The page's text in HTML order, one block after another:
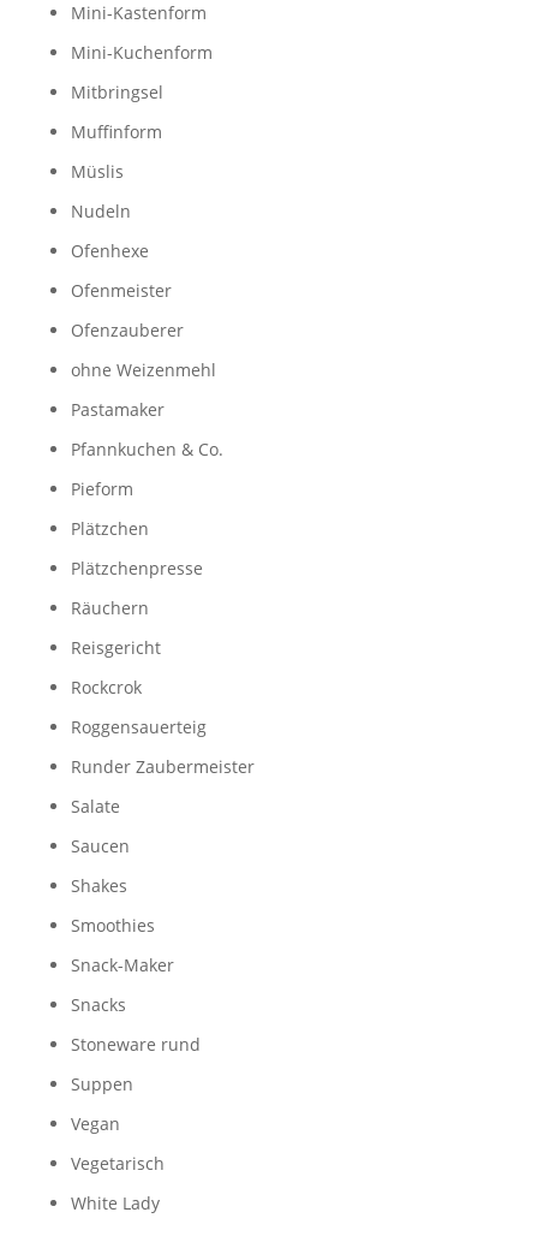
Mini-Kastenform
Mini-Kuchenform
Mitbringsel
Muffinform
Müslis
Nudeln
Ofenhexe
Ofenmeister
Ofenzauberer
ohne Weizenmehl
Pastamaker
Pfannkuchen & Co.
Pieform
Plätzchen
Plätzchenpresse
Räuchern
Reisgericht
Rockcrok
Roggensauerteig
Runder Zaubermeister
Salate
Saucen
Shakes
Smoothies
Snack-Maker
Snacks
Stoneware rund
Suppen
Vegan
Vegetarisch
White Lady